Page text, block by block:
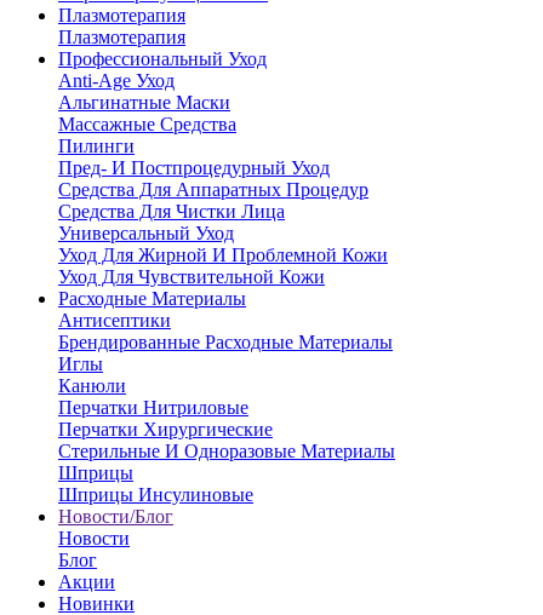
Плазмотерапия
Плазмотерапия
Профессиональный Уход
Anti-Age Уход
Альгинатные Маски
Массажные Средства
Пилинги
Пред- И Постпроцедурный Уход
Средства Для Аппаратных Процедур
Средства Для Чистки Лица
Универсальный Уход
Уход Для Жирной И Проблемной Кожи
Уход Для Чувствительной Кожи
Расходные Материалы
Антисептики
Брендированные Расходные Материалы
Иглы
Канюли
Перчатки Нитриловые
Перчатки Хирургические
Стерильные И Одноразовые Материалы
Шприцы
Шприцы Инсулиновые
Новости/Блог
Новости
Блог
Акции
Новинки